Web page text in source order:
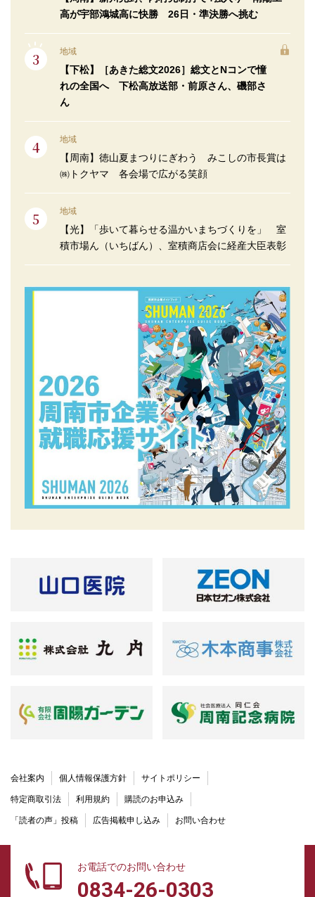
高が宇部鴻城高に快勝 26日・準決勝へ挑む
地域
【下松】［あきた総文2026］総文とNコンで憧
れの全国へ 下松高放送部・前原さん、磯部さ
ん
地域
【周南】徳山夏まつりにぎわう みこしの市長賞は
㈱トクヤマ 各会場で広がる笑顔
地域
【光】「歩いて暮らせる温かいまちづくりを」 室
積市場ん（いちばん）、室積商店会に経産大臣表彰
会社案内 個人情報保護方針 サイトポリシー
特定商取引法 利用規約 購読のお申込み
「読者の声」投稿 広告掲載申し込み お問い合わせ
お電話でのお問い合わせ
0834-26-0303